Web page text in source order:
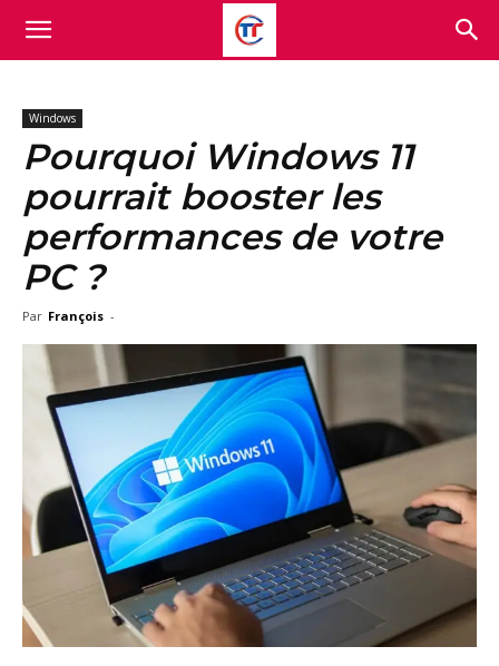
Windows
Pourquoi Windows 11
pourrait booster les
performances de votre
PC ?
Par François -